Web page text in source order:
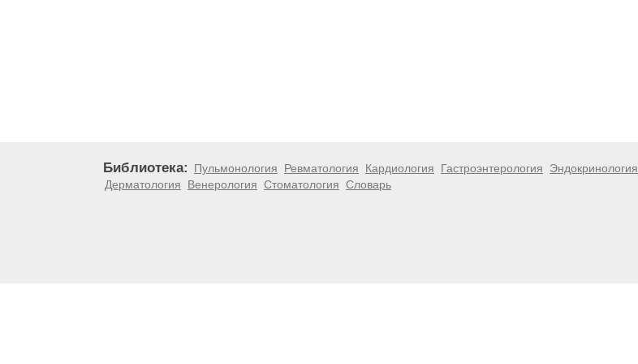
Библиотека: Пульмонология Ревматология Кардиология Гастроэнтерология Эндокринология
Дерматология
Венерология Стоматология Словарь